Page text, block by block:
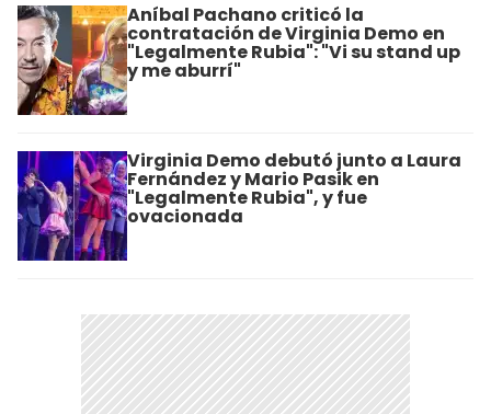
Aníbal Pachano criticó la
contratación de Virginia Demo en
"Legalmente Rubia": "Vi su stand up
y me aburrí"
Virginia Demo debutó junto a Laura
Fernández y Mario Pasik en
"Legalmente Rubia", y fue
ovacionada